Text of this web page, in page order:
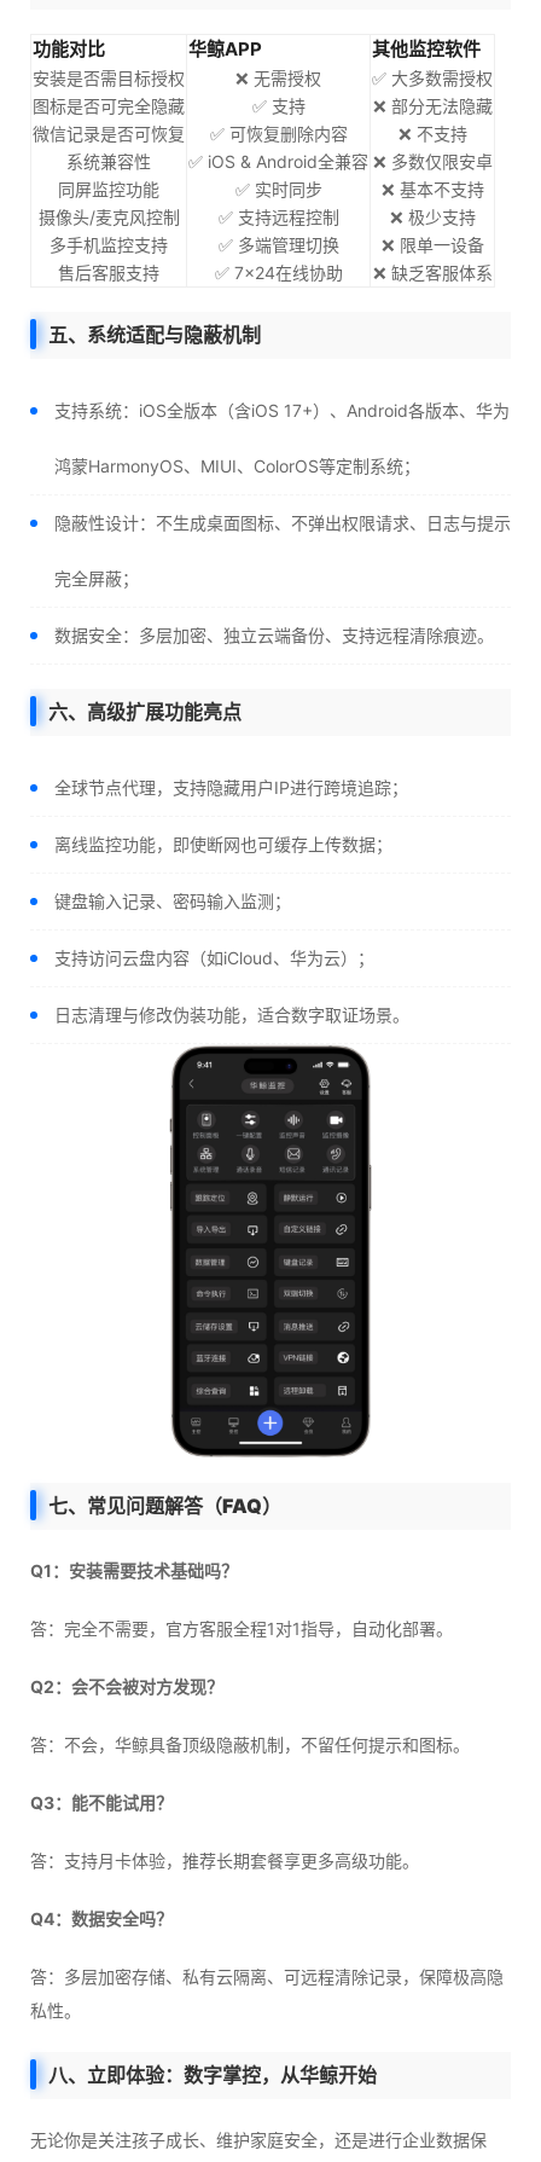
功能对比 华鲸APP 其他监控软件
安装是否需目标授权 ❌ 无需授权
✅ 大多数需授权
图标是否可完全隐藏
✅ 支持
❌ 部分无法隐藏
微信记录是否可恢复
✅ 可恢复删除内容
❌ 不支持
系统兼容性
✅ iOS & Android全兼容 ❌ 多数仅限安卓
同屏监控功能
✅ 实时同步
❌ 基本不支持
摄像头/麦克风控制
✅ 支持远程控制
❌ 极少支持
多手机监控支持
✅ 多端管理切换
❌ 限单一设备
售后客服支持
✅ 7×24在线协助 ❌ 缺乏客服体系
五、系统适配与隐蔽机制
支持系统：iOS全版本（含iOS 17+）、Android各版本、华为
鸿蒙HarmonyOS、MIUI、ColorOS等定制系统；
隐蔽性设计：不生成桌面图标、不弹出权限请求、日志与提示
完全屏蔽；
数据安全：多层加密、独立云端备份、支持远程清除痕迹。
六、高级扩展功能亮点
全球节点代理，支持隐藏用户IP进行跨境追踪；
离线监控功能，即使断网也可缓存上传数据；
键盘输入记录、密码输入监测；
支持访问云盘内容（如iCloud、华为云）；
日志清理与修改伪装功能，适合数字取证场景。
七、常见问题解答（FAQ）
Q1：安装需要技术基础吗？
答：完全不需要，官方客服全程1对1指导，自动化部署。
Q2：会不会被对方发现？
答：不会，华鲸具备顶级隐蔽机制，不留任何提示和图标。
Q3：能不能试用？
答：支持月卡体验，推荐长期套餐享更多高级功能。
Q4：数据安全吗？
答：多层加密存储、私有云隔离、可远程清除记录，保障极高隐
私性。
八、立即体验：数字掌控，从华鲸开始
无论你是关注孩子成长、维护家庭安全，还是进行企业数据保